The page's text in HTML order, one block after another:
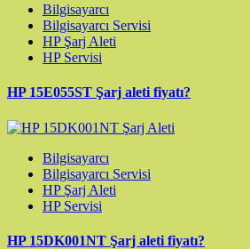
Bilgisayarcı
Bilgisayarcı Servisi
HP Şarj Aleti
HP Servisi
HP 15E055ST Şarj aleti fiyatı?
Bilgisayarcı
Bilgisayarcı Servisi
HP Şarj Aleti
HP Servisi
HP 15DK001NT Şarj aleti fiyatı?